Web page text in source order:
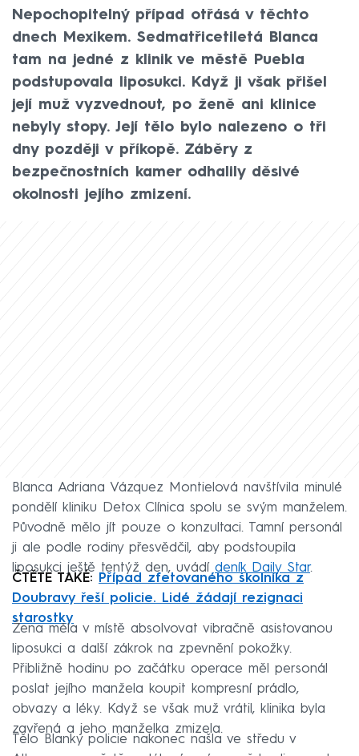
Nepochopitelný případ otřásá v těchto
dnech Mexikem. Sedmatřicetiletá Blanca
tam na jedné z klinik ve městě Puebla
podstupovala liposukci. Když ji však přišel
její muž vyzvednout, po ženě ani klinice
nebyly stopy. Její tělo bylo nalezeno o tři
dny později v příkopě. Záběry z
bezpečnostních kamer odhalily děsivé
okolnosti jejího zmizení.
Blanca Adriana Vázquez Montielová navštívila minulé
pondělí kliniku Detox Clínica spolu se svým manželem.
Původně mělo jít pouze o konzultaci. Tamní personál
ji ale podle rodiny přesvědčil, aby podstoupila
liposukci ještě tentýž den, uvádí deník Daily Star.
ČTĚTE TAKÉ:
Případ zfetovaného školníka z
Doubravy řeší policie. Lidé žádají rezignaci
starostky
Žena měla v místě absolvovat vibračně asistovanou
liposukci a další zákrok na zpevnění pokožky.
Přibližně hodinu po začátku operace měl personál
poslat jejího manžela koupit kompresní prádlo,
obvazy a léky. Když se však muž vrátil, klinika byla
zavřená a jeho manželka zmizela.
Tělo Blanky policie nakonec našla ve středu v